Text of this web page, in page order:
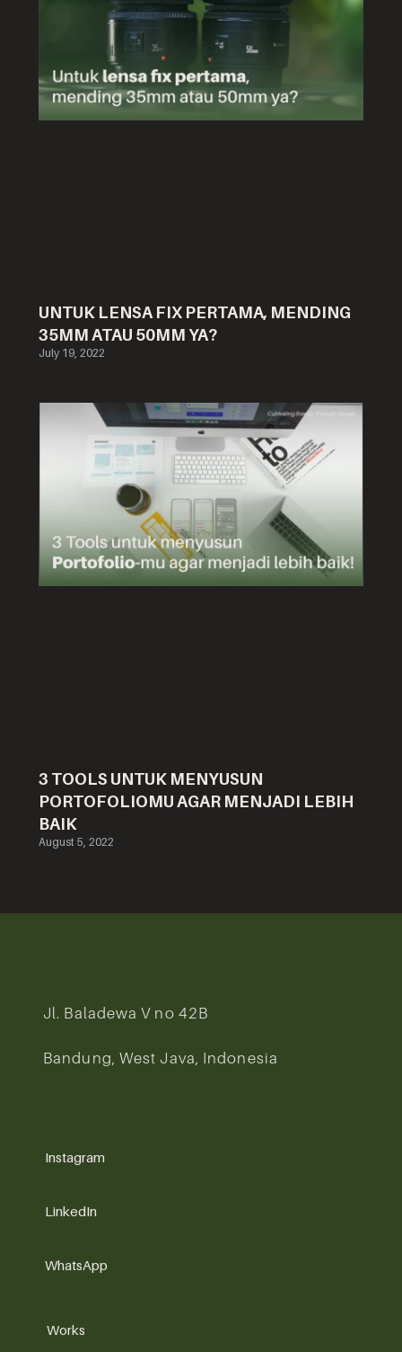
UNTUK LENSA FIX PERTAMA, MENDING
35MM ATAU 50MM YA?
July 19, 2022
3 TOOLS UNTUK MENYUSUN
PORTOFOLIOMU AGAR MENJADI LEBIH
BAIK
August 5, 2022
Works
Instagram
LinkedIn
WhatsApp
Jl. Baladewa V no 42B
Bandung, West Java, Indonesia